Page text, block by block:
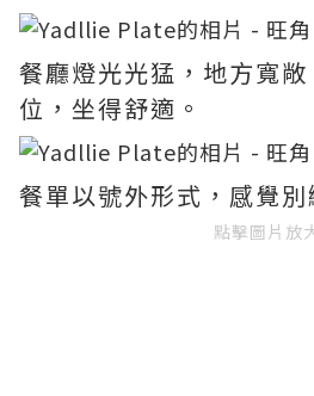
餐廳燈光光猛，地方寬
位，坐得舒適。
餐單以號外形式，感覺別
點擊圖片放